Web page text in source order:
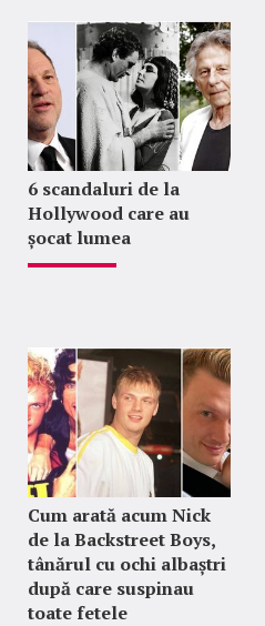
6 scandaluri de la
Hollywood care au
șocat lumea
Cum arată acum Nick
de la Backstreet Boys,
tânărul cu ochi albaștri
după care suspinau
toate fetele